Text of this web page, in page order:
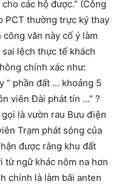
các hộ được.” (Công
PCT thường trực ký thay
văn này cố ý làm
lệch thực tế khách
chính xác như:
” phần đất … khoảng 5
viên Đài phát tín …” ?
là vườn rau Bưu điện
Trạm phát sóng của
được rằng khu đất
từ ngữ khác nôm na hơn
chính là làm bãi anten